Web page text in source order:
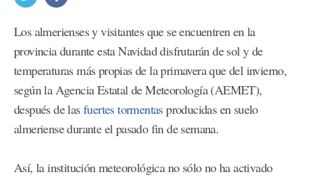
Los almerienses y visitantes que se encuentren en la
provincia durante esta Navidad disfrutarán de sol y de
temperaturas más propias de la primavera que del invierno,
según la Agencia Estatal de Meteorología (AEMET),
después de lasfuertes tormentasproducidas en suelo
almeriense durante el pasado fin de semana.
Así, la institución meteorológica no sólo no ha activado